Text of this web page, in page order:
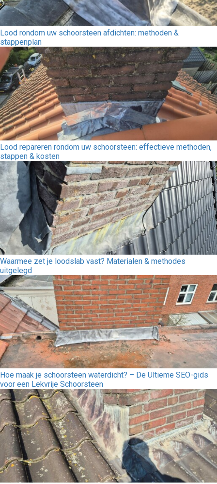
Lood rondom uw schoorsteen afdichten: methoden &
stappenplan
Lood repareren rondom uw schoorsteen: effectieve methoden,
stappen & kosten
Waarmee zet je loodslab vast? Materialen & methodes
uitgelegd
Hoe maak je schoorsteen waterdicht? – De Ultieme SEO-gids
voor een Lekvrije Schoorsteen